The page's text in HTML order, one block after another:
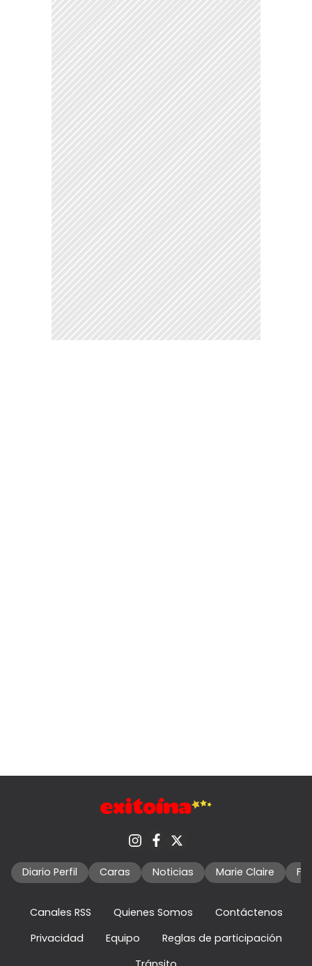
Diario Perfil Caras Noticias Marie Claire
Canales RSS Quienes Somos
Contáctenos
Privacidad
Equipo
Reglas de participación